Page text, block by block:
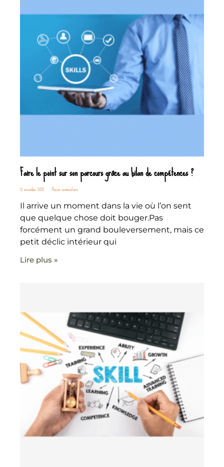
Faire le point sur son parcours grâce au bilan de compétences ?
12 novembre 2025 Aucun commentaire
Il arrive un moment dans la vie où l’on sent
que quelque chose doit bouger.Pas
forcément un grand bouleversement, mais ce
petit déclic intérieur qui
Lire plus »